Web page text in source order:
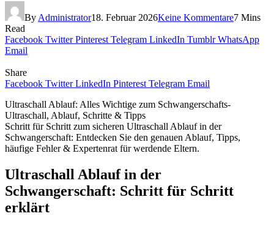
By Administrator18. Februar 2026Keine Kommentare7 Mins
Read
Facebook Twitter Pinterest Telegram LinkedIn Tumblr WhatsApp
Email
Share
Facebook Twitter LinkedIn Pinterest Telegram Email
Ultraschall Ablauf: Alles Wichtige zum Schwangerschafts-
Ultraschall, Ablauf, Schritte & Tipps
Schritt für Schritt zum sicheren Ultraschall Ablauf in der
Schwangerschaft: Entdecken Sie den genauen Ablauf, Tipps,
häufige Fehler & Expertenrat für werdende Eltern.
Ultraschall Ablauf in der
Schwangerschaft: Schritt für Schritt
erklärt